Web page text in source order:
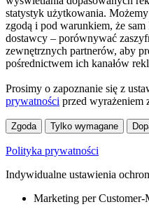
statystyk użytkowania.
zgodą i pod warunkiem, że sam
dostawcy – porównywać
zewnętrznych partnerów, aby
pośrednictwem ich kanałów
Prosimy o zapoznanie się z
prywatności przed wyrażeniem
Zgoda Tylko wymagane
Polityka prywatności
Indywidualne ustawienia
Marketing per Customer-